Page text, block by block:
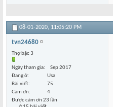
08-01-2020, 11:05:20 PM
tvn24680
Thợ bậc 3
Ngày tham gia
Sep 2017
Đang ở
Usa
Bài viết
75
Cám ơn
4
Được cám ơn 23 lần